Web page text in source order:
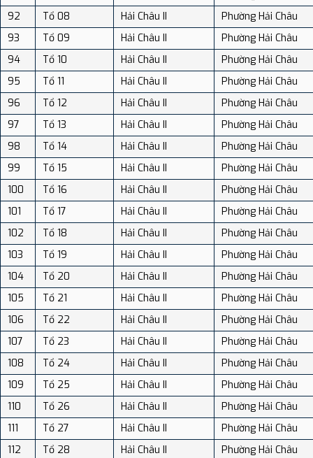
92
Tổ 08 Hải Châu II
Phường Hải Châu
93
Tổ 09 Hải Châu II
Phường Hải Châu
94
Tổ 10 Hải Châu II
Phường Hải Châu
95
Tổ 11 Hải Châu II
Phường Hải Châu
96
Tổ 12 Hải Châu II
Phường Hải Châu
97
Tổ 13 Hải Châu II
Phường Hải Châu
98
Tổ 14 Hải Châu II
Phường Hải Châu
99
Tổ 15 Hải Châu II
Phường Hải Châu
100
Tổ 16 Hải Châu II
Phường Hải Châu
101
Tổ 17 Hải Châu II
Phường Hải Châu
102
Tổ 18 Hải Châu II
Phường Hải Châu
103
Tổ 19 Hải Châu II
Phường Hải Châu
104
Tổ 20 Hải Châu II
Phường Hải Châu
105
Tổ 21 Hải Châu II
Phường Hải Châu
106
Tổ 22 Hải Châu II
Phường Hải Châu
107
Tổ 23 Hải Châu II
Phường Hải Châu
108
Tổ 24 Hải Châu II
Phường Hải Châu
109
Tổ 25 Hải Châu II
Phường Hải Châu
110
Tổ 26 Hải Châu II
Phường Hải Châu
111
Tổ 27 Hải Châu II
Phường Hải Châu
112
Tổ 28 Hải Châu II
Phường Hải Châu